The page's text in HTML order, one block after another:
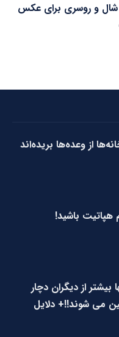
و روسری برای عکس
از وعده‌ها بریده‌اند
هپاتیت باشید!
بیشتر از دیگران دچار
می شوند!!+ دلایل